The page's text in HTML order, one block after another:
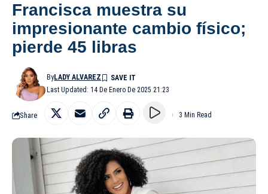
Francisca muestra su
impresionante cambio físico;
pierde 45 libras
Last Updated: 14 De Enero De 2025 21:23
ByLADY ALVAREZ
Share 3 Min Read